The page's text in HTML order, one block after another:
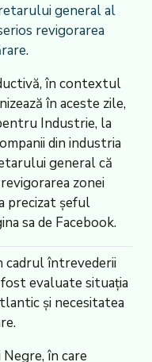
general al
revigorarea
.
în contextul
în aceste zile,
Industrie, la
din industria
general că
zonei
precizat șeful
sa de Facebook.
cadrul întrevederii
evaluate situația
și necesitatea
în care